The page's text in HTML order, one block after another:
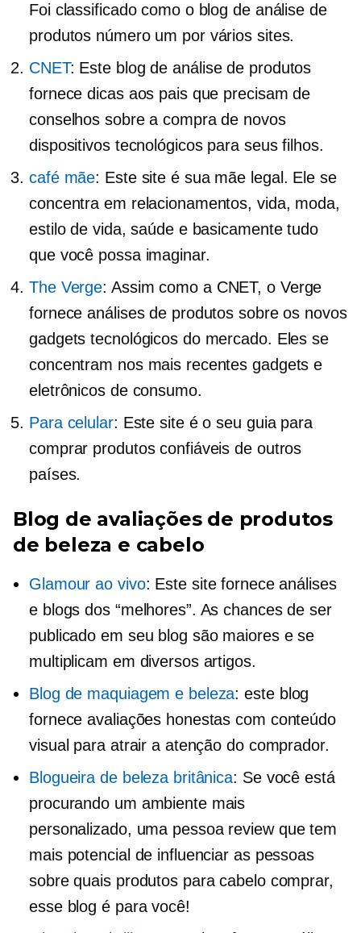
Foi classificado como o blog de análise de
produtos número um por vários sites.
CNET: Este blog de análise de produtos
fornece dicas aos pais que precisam de
conselhos sobre a compra de novos
dispositivos tecnológicos para seus filhos.
café mãe: Este site é sua mãe legal. Ele se
concentra em relacionamentos, vida, moda,
estilo de vida, saúde e basicamente tudo
que você possa imaginar.
The Verge: Assim como a CNET, o Verge
fornece análises de produtos sobre os novos
gadgets tecnológicos do mercado. Eles se
concentram nos mais recentes gadgets e
eletrônicos de consumo.
Para celular: Este site é o seu guia para
comprar produtos confiáveis ​​de outros
países.
Blog de avaliações de produtos
de beleza e cabelo
Glamour ao vivo: Este site fornece análises
e blogs dos “melhores”. As chances de ser
publicado em seu blog são maiores e se
multiplicam em diversos artigos.
Blog de maquiagem e beleza: este blog
fornece avaliações honestas com conteúdo
visual para atrair a atenção do comprador.
Blogueira de beleza britânica: Se você está
procurando um ambiente mais
personalizado, uma pessoareview que tem
mais potencial de influenciar as pessoas
sobre quais produtos para cabelo comprar,
esse blog é para você!